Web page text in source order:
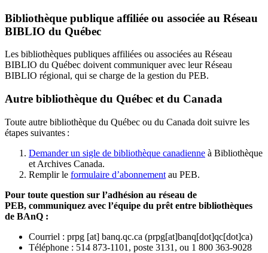
Bibliothèque publique affiliée ou associée au Réseau
BIBLIO du Québec
Les bibliothèques publiques affiliées ou associées au Réseau
BIBLIO du Québec doivent communiquer avec leur Réseau
BIBLIO régional, qui se charge de la gestion du PEB.
Autre bibliothèque du Québec et du Canada
Toute autre bibliothèque du Québec ou du Canada doit suivre les
étapes suivantes :
Demander un sigle de bibliothèque canadienne à Bibliothèque
et Archives Canada.
Remplir le formulaire d’abonnement au PEB.
Pour toute question sur l’adhésion au réseau de
PEB, communiquez avec l’équipe du prêt entre bibliothèques
de BAnQ :
Courriel : prpg [at] banq.qc.ca (prpg[at]banq[dot]qc[dot]ca)
Téléphone : 514 873-1101, poste 3131, ou 1 800 363-9028